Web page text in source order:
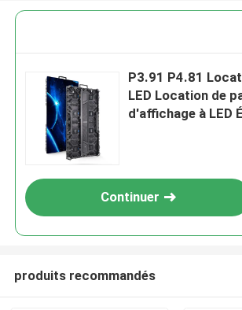
P3.91 P4.81
LED Location de
d'affichage à LED
Continuer
produits recommandés